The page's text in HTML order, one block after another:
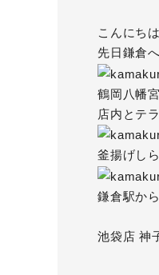
こんにち
先日鎌倉
鶴岡八幡宮
店内とテ
釜揚げし
鎌倉駅か
池袋店 神